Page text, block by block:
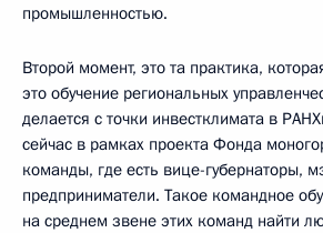
промышленностью.
Второй момент, это та практика,
это обучение региональных
делается с точки инвестклимата в
сейчас в рамках проекта Фонда
команды, где есть вице-губернаторы,
предприниматели. Такое командное
на среднем звене этих команд найти